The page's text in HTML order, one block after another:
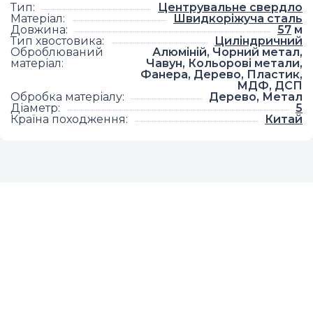
Тип:
Центрувальне свердло
Матеріал:
Швидкоріжуча сталь
Довжина: 57 м
Тип хвостовика:
Циліндричний
Оброблюваний
матеріал:
Алюміній, Чорний метал,
Чавун, Кольорові метали,
Фанера, Дерево, Пластик,
МДФ, ДСП
Обробка матеріалу:
Дерево, Метал
Діаметр:
5
Країна походження: Китай